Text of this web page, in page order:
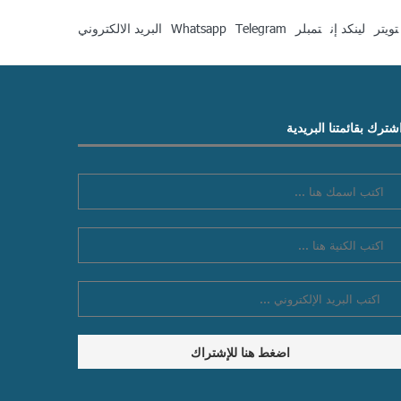
تويتر لينكد إن تمبلر Whatsapp Telegram البريد الالكتروني
بقائمتنا البريدية